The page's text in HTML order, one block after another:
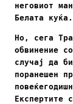
неговиот
Белата куќа.
Но, сега
обвинение
случај да
поранешен
Експертите